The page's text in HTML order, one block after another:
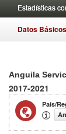
Estadísticas
Datos Básicos
Anguila
2017-2021
País/